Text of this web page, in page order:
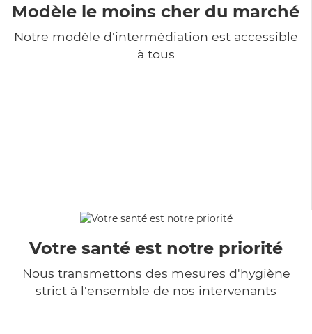
Modèle le moins cher du marché
Notre modèle d'intermédiation est accessible
à tous
Votre santé est notre priorité
Nous transmettons des mesures d'hygiène
strict à l'ensemble de nos intervenants